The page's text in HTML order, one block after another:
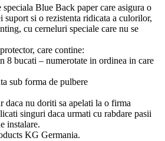
Blue Back paper care asigura o
suport si o rezistenta ridicata a culorilor,
cu cerneluri speciale care nu se
care contine:
bucati – numerotate in ordinea in care
sub forma de pulbere
daca nu doriti sa apelati la o firma
singuri daca urmati cu rabdare pasii
instalare.
KG Germania.